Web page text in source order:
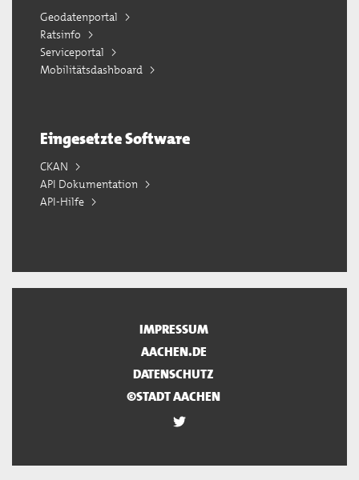
Geodatenportal
Ratsinfo
Serviceportal
Mobilitätsdashboard
Eingesetzte Software
CKAN
API Dokumentation
API-Hilfe
IMPRESSUM
AACHEN.DE
DATENSCHUTZ
©STADT AACHEN